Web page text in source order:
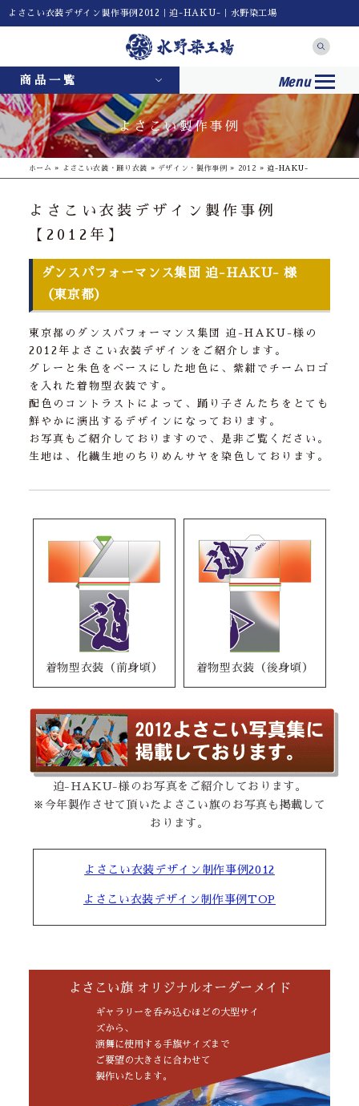
よさこい衣装デザイン製作事例2012｜迫-HAKU-｜水野染工場
商品一覧 Menu
よさこい製作事例
ホーム » よさこい衣装・踊り衣装 » デザイン・製作事例 » 2012 »迫-HAKU-
よさこい衣装デザイン製作事例
【2012年】
ダンスパフォーマンス集団 迫-HAKU- 様
（東京都）
東京都のダンスパフォーマンス集団 迫-HAKU-様の
2012年よさこい衣装デザインをご紹介します。
グレーと朱色をベースにした地色に、紫紺でチームロゴ
を入れた着物型衣装です。
配色のコントラストによって、踊り子さんたちをとても
鮮やかに演出するデザインになっております。
お写真もご紹介しておりますので、是非ご覧ください。
生地は、化繊生地のちりめんサヤを染色しております。
着物型衣装（前身頃） 着物型衣装（後身頃）
迫-HAKU-様のお写真をご紹介しております。
※今年製作させて頂いたよさこい旗のお写真も掲載して
おります。
よさこい衣装デザイン制作事例2012
よさこい衣装デザイン制作事例TOP
よさこい旗 オリジナルオーダーメイド
ギャラリーを呑み込むほどの大型サイ
ズから、
演舞に使用する手旗サイズまで
ご要望の大きさに合わせて
製作いたします。